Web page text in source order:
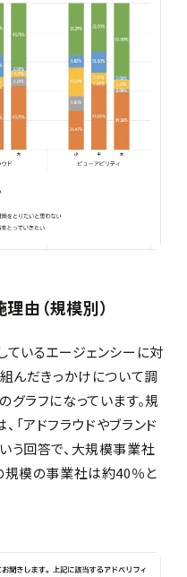
理由 （規模別）
ているエージェンシーに対
組んだきっかけについて調
グラフになっています。規
「アドフラウドやブランド
う回答で、大規模事業社
規模の事業社は約40％と